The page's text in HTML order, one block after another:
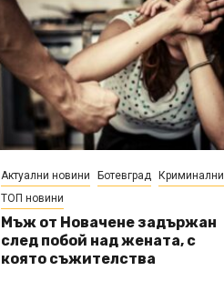
Актуални новини Ботевград
Криминални
ТОП новини
Мъж от Новачене задържан
след побой над жената, с
която съжителства